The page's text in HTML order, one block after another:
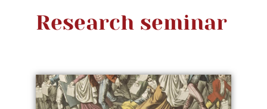
Research seminar